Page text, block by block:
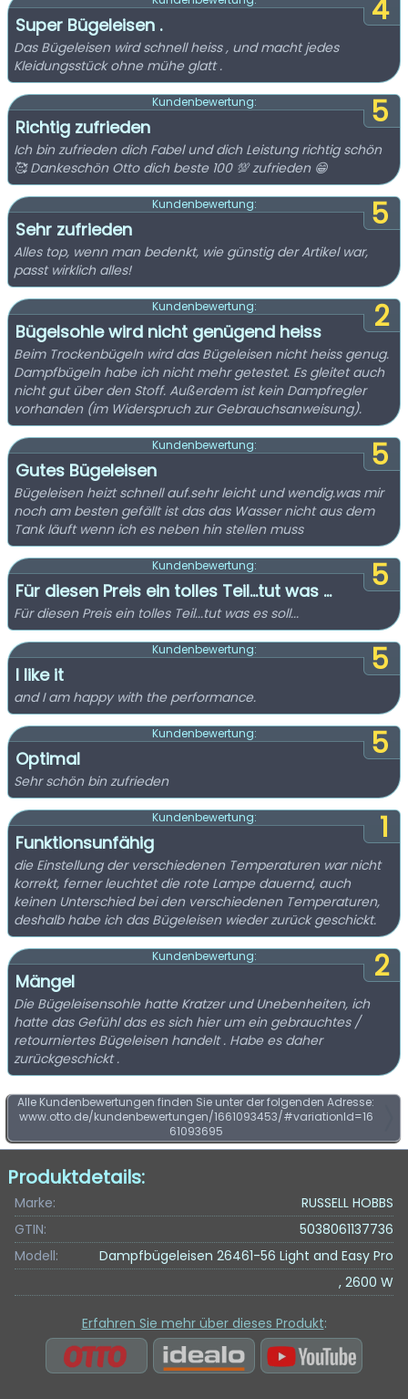
4
Super Bügeleisen .
Das Bügeleisen wird schnell heiss , und macht jedes
Kleidungsstück ohne mühe glatt .
5
Kundenbewertung:
Richtig zufrieden
Ich bin zufrieden dich Fabel und dich Leistung richtig schön
🥰 Dankeschön Otto dich beste 100 💯 zufrieden 😁
5
Kundenbewertung:
Sehr zufrieden
Alles top, wenn man bedenkt, wie günstig der Artikel war,
passt wirklich alles!
2
Kundenbewertung:
Bügelsohle wird nicht genügend heiss
Beim Trockenbügeln wird das Bügeleisen nicht heiss genug.
Dampfbügeln habe ich nicht mehr getestet. Es gleitet auch
nicht gut über den Stoff. Außerdem ist kein Dampfregler
vorhanden (im Widerspruch zur Gebrauchsanweisung).
5
Kundenbewertung:
Gutes Bügeleisen
Bügeleisen heizt schnell auf.sehr leicht und wendig.was mir
noch am besten gefällt ist das das Wasser nicht aus dem
Tank läuft wenn ich es neben hin stellen muss
5
Kundenbewertung:
Für diesen Preis ein tolles Teil...tut was ...
Für diesen Preis ein tolles Teil...tut was es soll...
5
Kundenbewertung:
I like it
and I am happy with the performance.
5
Kundenbewertung:
Optimal
Sehr schön bin zufrieden
1
Kundenbewertung:
Funktionsunfähig
die Einstellung der verschiedenen Temperaturen war nicht
korrekt, ferner leuchtet die rote Lampe dauernd, auch
keinen Unterschied bei den verschiedenen Temperaturen,
deshalb habe ich das Bügeleisen wieder zurück geschickt.
2
Kundenbewertung:
Mängel
Die Bügeleisensohle hatte Kratzer und Unebenheiten, ich
hatte das Gefühl das es sich hier um ein gebrauchtes /
retourniertes Bügeleisen handelt . Habe es daher
zurückgeschickt .
Alle Kundenbewertungen finden Sie unter der folgenden Adresse:
www.otto.de/kundenbewertungen/1661093453/#variationId=16
61093695
Produktdetails:
Marke:
RUSSELL HOBBS
GTIN:
5038061137736
Modell:
Dampfbügeleisen 26461-56 Light and Easy Pro
, 2600 W
Erfahren Sie mehr über dieses Produkt: